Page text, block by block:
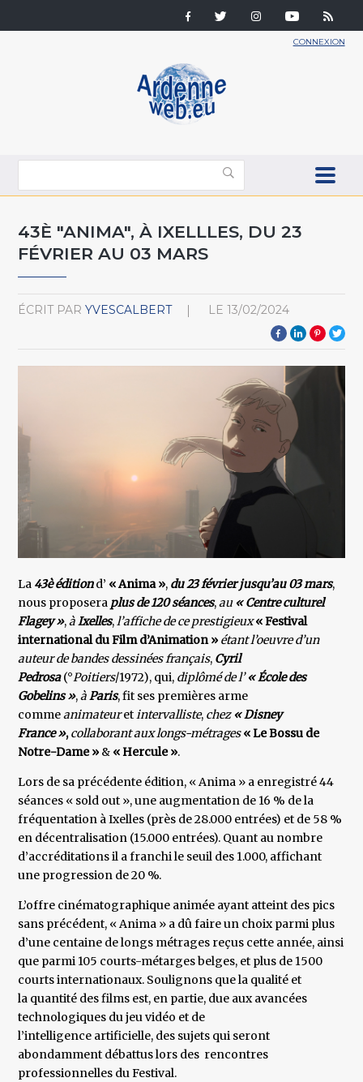
CONNEXION
43È "ANIMA", À IXELLLES, DU 23
FÉVRIER AU 03 MARS
ÉCRIT PAR YVESCALBERT LE 13/02/2024
La 43è éditiond’ « Anima », du 23 février jusqu’au 03 mars,
nous proposera plus de 120 séances,au« Centreculturel
Flagey »,àIxelles,l’affiche de ce prestigieux« Festival
international du Film d’Animation » étant l’oeuvre d’un
auteur de bandes dessinées français, Cyril
Pedrosa(°Poitiers/1972), qui, diplômé de l’« École des
Gobelins »,àParis, fit ses premières arme
commeanimateuretintervalliste, chez « Disney
France »,collaborant aux longs-métrages« Le Bossu de
Notre-Dame » & « Hercule ».
Lors de sa précédente édition, « Anima » a enregistré 44
séances « sold out », une augmentation de 16 % de la
fréquentation à Ixelles (près de 28.000 entrées) et de 58 %
en décentralisation (15.000 entrées). Quant au nombre
d’accréditations il a franchi le seuil des 1.000, affichant
une progression de 20 %.
L’offre cinématographique animée ayant atteint des pics
sans précédent, « Anima » a dû faire un choix parmi plus
d’une centaine de longs métrages reçus cette année, ainsi
que parmi 105 courts-métarges belges, et plus de 1500
courts internationaux. Soulignons que la qualité et
la quantité des films est, en partie, due aux avancées
technologiques du jeu vidéo et de
l’intelligence artificielle, des sujets qui seront
abondamment débattus lors des rencontres
professionnelles du Festival.